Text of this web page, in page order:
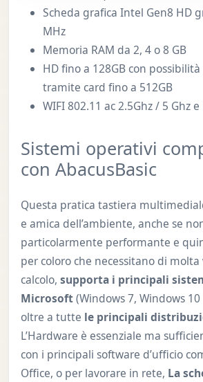
Scheda grafica Intel Gen8 HD
MHz
Memoria RAM da 2, 4 o 8 GB
HD fino a 128GB con
tramite card fino a 512GB
WIFI 802.11 ac 2.5Ghz / 5 Ghz
Sistemi operativi
con AbacusBasic
Questa pratica tastiera
e amica dell’ambiente, anche se
particolarmente performante e
per coloro che necessitano di molta
calcolo, supporta i principali
Microsoft(Windows 7, Windows 10
oltre a tutte le principali
L’Hardware è essenziale ma
con i principali software d’ufficio
Office, o per lavorare in rete, La